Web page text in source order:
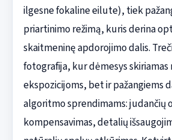
ilgesne fokaline eilute), tiek
priartinimo režimą, kuris derina
skaitmeninę apdorojimo dalis.
fotografija, kur dėmesys
ekspozicijoms, bet ir pažangiems
algoritmo sprendimams: judančių
kompensavimas, detalių